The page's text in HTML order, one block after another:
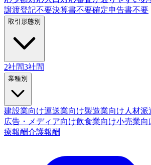
譲渡登記不要決算書不要確定申告書不要
取引形態別
2社間3社間
業種別
建設業向け運送業向け製造業向け 人材派
広告・メディア向け飲食業向け小売業向
療報酬介護報酬